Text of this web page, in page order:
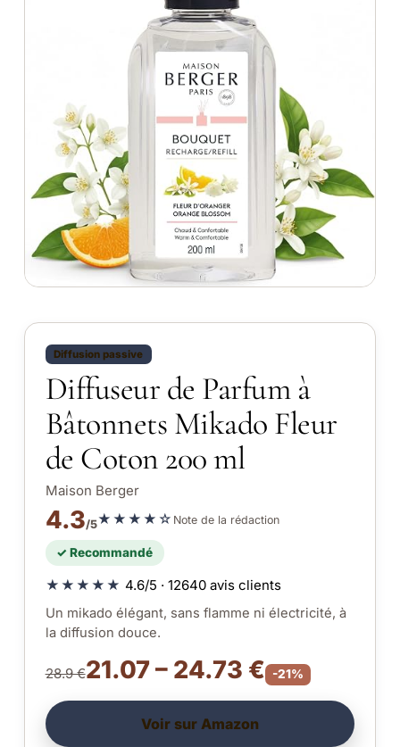
Diffusion passive
Diffuseur de Parfum à
Bâtonnets Mikado Fleur
de Coton 200 ml
Maison Berger
4.3/5★★★★☆ Note de la rédaction
✓ Recommandé
★★★★★ 4.6/5 · 12640 avis clients
Un mikado élégant, sans flamme ni électricité, à
la diffusion douce.
28.9 €21.07 – 24.73 € -21%
Voir sur Amazon